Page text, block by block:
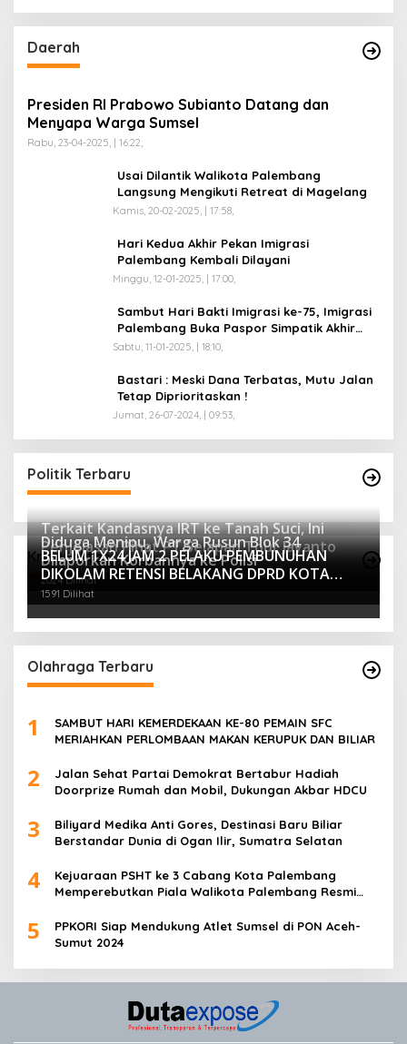
Daerah
Presiden RI Prabowo Subianto Datang dan
Menyapa Warga Sumsel
Rabu, 23-04-2025, | 16:22,
Usai Dilantik Walikota Palembang
Langsung Mengikuti Retreat di Magelang
Kamis, 20-02-2025, | 17:58,
Hari Kedua Akhir Pekan Imigrasi
Palembang Kembali Dilayani
Minggu, 12-01-2025, | 17:00,
Sambut Hari Bakti Imigrasi ke-75, Imigrasi
Palembang Buka Paspor Simpatik Akhir
Pekan
Sabtu, 11-01-2025, | 18:10,
Bastari : Meski Dana Terbatas, Mutu Jalan
Tetap Diprioritaskan !
Jumat, 26-07-2024, | 09:53,
Politik Terbaru
Kriminalitas
Terkait Kandasnya IRT ke Tanah Suci, Ini
Penjelasan Pihat PT Selapan Tour Jayanto
2234 Dilihat
Diduga Menipu, Warga Rusun Blok 34
Dilaporkan Korbannya ke Polisi
2024 Dilihat
BELUM 1X24 JAM 2 PELAKU PEMBUNUHAN
DIKOLAM RETENSI BELAKANG DPRD KOTA
PALEMBANG TELAH DIRINGKUS ANGGOTA
POLSEK SU 1 PALEMBANG.
1591 Dilihat
Olahraga Terbaru
1
SAMBUT HARI KEMERDEKAAN KE-80 PEMAIN SFC
MERIAHKAN PERLOMBAAN MAKAN KERUPUK DAN BILIAR
2
Jalan Sehat Partai Demokrat Bertabur Hadiah
Doorprize Rumah dan Mobil, Dukungan Akbar HDCU
3
Biliyard Medika Anti Gores, Destinasi Baru Biliar
Berstandar Dunia di Ogan Ilir, Sumatra Selatan
4
Kejuaraan PSHT ke 3 Cabang Kota Palembang
Memperebutkan Piala Walikota Palembang Resmi
5
PPKORI Siap Mendukung Atlet Sumsel di PON Aceh-
Sumut 2024